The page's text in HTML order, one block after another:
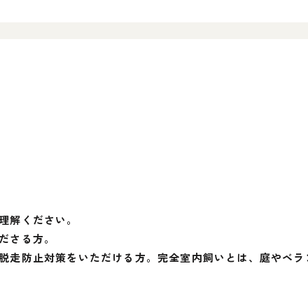
解ください。
る方。
防止対策をいただける方。完全室内飼いとは、庭やベ